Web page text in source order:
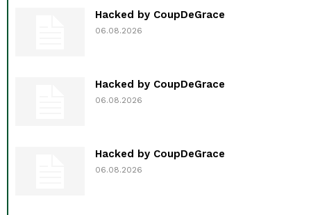
Hacked by CoupDeGrace
06.08.2026
Hacked by CoupDeGrace
06.08.2026
Hacked by CoupDeGrace
06.08.2026